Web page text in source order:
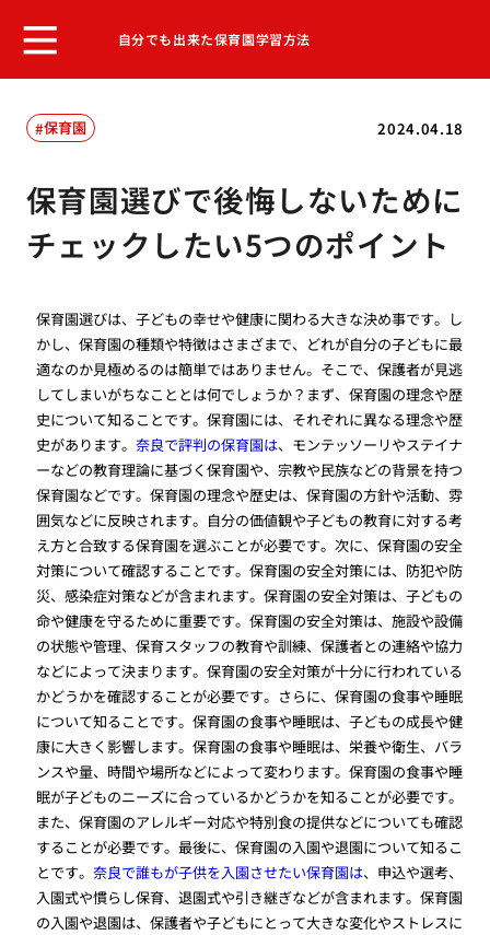
自分でも出来た保育園学習方法
2024.04.18
保育園
保育園選びで後悔しないために
チェックしたい5つのポイント
保育園選びは、子どもの幸せや健康に関わる大きな決め事です。し
かし、保育園の種類や特徴はさまざまで、どれが自分の子どもに最
適なのか見極めるのは簡単ではありません。そこで、保護者が見逃
してしまいがちなこととは何でしょうか？まず、保育園の理念や歴
史について知ることです。保育園には、それぞれに異なる理念や歴
史があります。奈良で評判の保育園は、モンテッソーリやステイナ
ーなどの教育理論に基づく保育園や、宗教や民族などの背景を持つ
保育園などです。保育園の理念や歴史は、保育園の方針や活動、雰
囲気などに反映されます。自分の価値観や子どもの教育に対する考
え方と合致する保育園を選ぶことが必要です。次に、保育園の安全
対策について確認することです。保育園の安全対策には、防犯や防
災、感染症対策などが含まれます。保育園の安全対策は、子どもの
命や健康を守るために重要です。保育園の安全対策は、施設や設備
の状態や管理、保育スタッフの教育や訓練、保護者との連絡や協力
などによって決まります。保育園の安全対策が十分に行われている
かどうかを確認することが必要です。さらに、保育園の食事や睡眠
について知ることです。保育園の食事や睡眠は、子どもの成長や健
康に大きく影響します。保育園の食事や睡眠は、栄養や衛生、バラ
ンスや量、時間や場所などによって変わります。保育園の食事や睡
眠が子どものニーズに合っているかどうかを知ることが必要です。
また、保育園のアレルギー対応や特別食の提供などについても確認
することが必要です。最後に、保育園の入園や退園について知るこ
とです。奈良で誰もが子供を入園させたい保育園は、申込や選考、
入園式や慣らし保育、退園式や引き継ぎなどが含まれます。保育園
の入園や退園は、保護者や子どもにとって大きな変化やストレスに